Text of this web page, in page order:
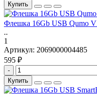
Купить
Флешка 16Gb USB Qumo
..
1
Артикул: 2069000004485
595 ₽
-
Купить